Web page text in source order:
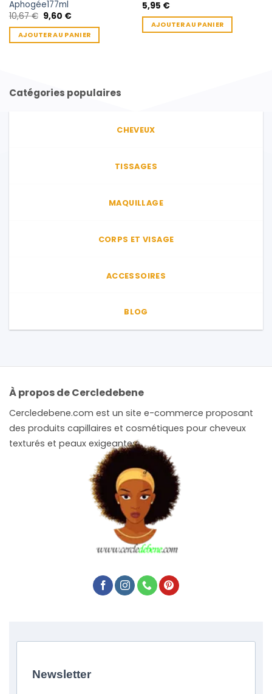
Aphogée177ml
10,67€ Le
prix
initial
était :
10,67 €.
9,60 €Le
actuel
est :
9,60 €.
AJOUTER AU PANIER
5,95 €
AJOUTER AU PANIER
Catégories populaires
CHEVEUX
TISSAGES
MAQUILLAGE
CORPS ET VISAGE
ACCESSOIRES
BLOG
À propos de Cercledebene
Cercledebene.com est un site e-commerce proposant
des produits capillaires et cosmétiques pour cheveux
texturés et peaux exigeantes.
Newsletter